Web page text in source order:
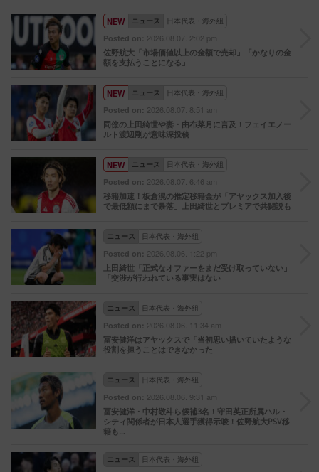
NEW ニュース 日本代表・海外組
Posted on: 2026.08.07. 2:02 pm
佐野航大「市場価値以上の金額で売却」「かなりの金
額を支払うことになる」
NEW ニュース 日本代表・海外組
Posted on: 2026.08.07. 8:51 am
同僚の上田綺世や妻・由布菜月に言及！フェイエノー
ルト渡辺剛が意味深投稿
NEW ニュース 日本代表・海外組
Posted on: 2026.08.07. 6:46 am
移籍加速！板倉滉の推定移籍金が「アヤックス加入後
で最低額にまで暴落」上田綺世とプレミアで共闘説も
ニュース 日本代表・海外組
Posted on: 2026.08.06. 1:22 pm
上田綺世「正式なオファーをまだ受け取っていない」
「交渉が行われている事実はない」
ニュース 日本代表・海外組
Posted on: 2026.08.06. 11:34 am
冨安健洋はアヤックスで「当初思い描いていたような
役割を担うことはできなかった」
ニュース 日本代表・海外組
Posted on: 2026.08.06. 9:31 am
冨安健洋・中村敬斗ら候補3名！守田英正所属ハル・
シティ関係者が日本人選手獲得示唆！佐野航大PSV移
籍も…
ニュース 日本代表・海外組